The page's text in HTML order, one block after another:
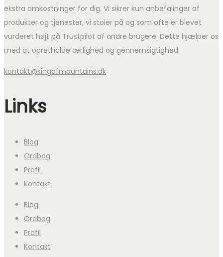
ekstra omkostninger for dig. Vi sikrer kun anbefalinger af
produkter og tjenester, vi stoler på og som ofte er blevet
vurderet højt på Trustpilot af andre brugere. Dette hjælper os
med at opretholde ærlighed og gennemsigtighed.
kontakt@kingofmountains.dk
Links
Blog
Ordbog
Profil
Kontakt
Blog
Ordbog
Profil
Kontakt